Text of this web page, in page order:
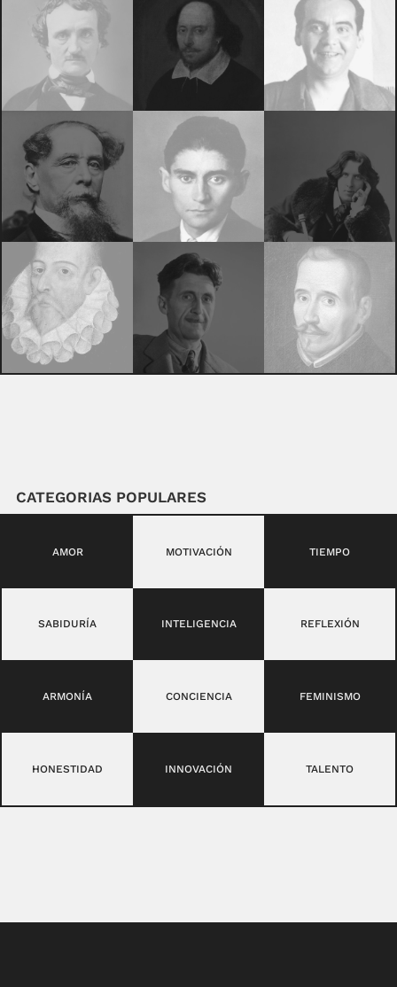
CATEGORIAS POPULARES
AMOR MOTIVACIÓN TIEMPO
SABIDURÍA INTELIGENCIA REFLEXIÓN
ARMONÍA CONCIENCIA FEMINISMO
HONESTIDAD INNOVACIÓN TALENTO